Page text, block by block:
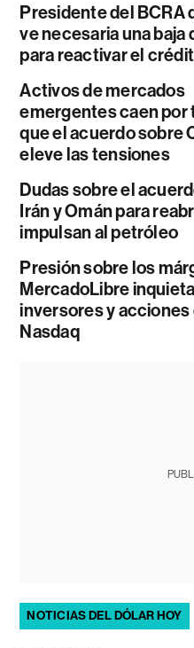
Presidente del BCRA
ve necesaria una baja
para reactivar el
Activos de mercados
emergentes caen por
que el acuerdo sobre
eleve las tensiones
Dudas sobre el
Irán y Omán para
impulsan al petróleo
Presión sobre los
MercadoLibre
inversores y acciones
Nasdaq
NOTICIAS DEL DÓLAR HOY